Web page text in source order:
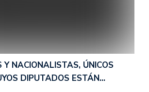
Y NACIONALISTAS, ÚNICOS
DIPUTADOS ESTÁN…